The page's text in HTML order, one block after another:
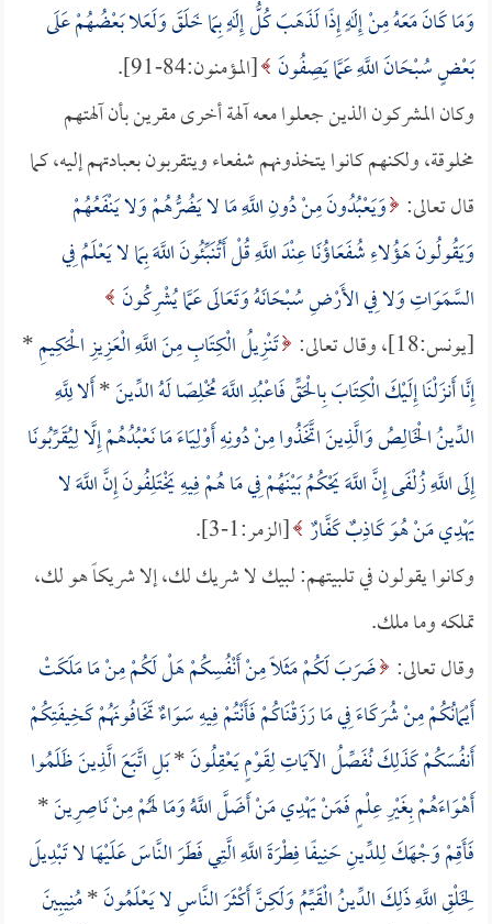
وَمَا كَانَ مَعَهُ مِنْ إِلَهٍ إِذًا لَذَهَبَ كُلُّ إِلَهٍ بِمَا خَلَقَ وَلَعَلا بَعْضُهُمْ عَلَى
بَعْضٍ سُبْحَانَ اللَّهِ عَمَّا يَصِفُونَ [المؤمنون:84-91].
وكان المشركون الذين جعلوا معه آلهة أخرى مقرين بأن آلهتهم
مخلوقة، ولكنهم كانوا يتخذونهم شفعاء ويتقربون بعبادتهم إليه، كما
قال تعالى: وَيَعْبُدُونَ مِنْ دُونِ اللَّهِ مَا لا يَضُرُّهُمْ وَلا يَنْفَعُهُمْ
وَيَقُولُونَ هَؤُلاءِ شُفَعَاؤُنَا عِنْدَ اللَّهِ قُلْ أَتُنَبِّئُونَ اللَّهَ بِمَا لا يَعْلَمُ فِي
السَّمَوَاتِ وَلا فِي الأَرْضِ سُبْحَانَهُ وَتَعَالَى عَمَّا يُشْرِكُونَ
[يونس:18]، وقال تعالى:
تَنْزِيلُ الْكِتَابِ مِنَ اللَّهِ الْعَزِيزِ الْحَكِيمِ*
إِنَّا أَنزَلْنَا إِلَيْكَ الْكِتَابَ بِالْحَقِّ فَاعْبُدِ اللَّهَ مُخْلِصًا لَهُ الدِّينَ*أَلا لِلَّهِ
الدِّينُ الْخَالِصُ وَالَّذِينَ اتَّخَذُوا مِنْ دُونِهِ أَوْلِيَاءَ مَا نَعْبُدُهُمْ إِلَّا لِيُقَرِّبُونَا
إِلَى اللَّهِ زُلْفَى إِنَّ اللَّهَ يَحْكُمُ بَيْنَهُمْ فِي مَا هُمْ فِيهِ يَخْتَلِفُونَ إِنَّ اللَّهَ لا
يَهْدِي مَنْ هُوَ كَاذِبٌ كَفَّارٌ [الزمر:1-3].
وكانوا يقولون في تلبيتهم: لبيك لا شريك لك، إلا شريكاً هو لك،
تملكه وما ملك.
وقال تعالى: ضَرَبَ لَكُمْ مَثَلًا مِنْ أَنْفُسِكُمْ هَلْ لَكُمْ مِنْ مَا مَلَكَتْ
أَيْمَانُكُمْ مِنْ شُرَكَاءَ فِي مَا رَزَقْنَاكُمْ فَأَنْتُمْ فِيهِ سَوَاءٌ تَخَافُونَهُمْ كَخِيفَتِكُمْ
أَنفُسَكُمْ كَذَلِكَ نُفَصِّلُ الآيَاتِ لِقَوْمٍ يَعْقِلُونَ*بَلِ اتَّبَعَ الَّذِينَ ظَلَمُوا
أَهْوَاءَهُمْ بِغَيْرِ عِلْمٍ فَمَنْ يَهْدِي مَنْ أَضَلَّ اللَّهُ وَمَا لَهُمْ مِنْ نَاصِرِينَ*
فَأَقِمْ وَجْهَكَ لِلدِّينِ حَنِيفًا فِطْرَةَ اللَّهِ الَّتِي فَطَرَ النَّاسَ عَلَيْهَا لا تَبْدِيلَ
لِخَلْقِ اللَّهِ ذَلِكَ الدِّينُ الْقَيِّمُ وَلَكِنَّ أَكْثَرَ النَّاسِ لا يَعْلَمُونَ*مُنِيبِينَ